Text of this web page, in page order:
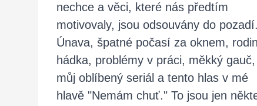
nechce a věci, které nás předtím
motivovaly, jsou odsouvány do pozadí.
Únava, špatné počasí za oknem,
hádka, problémy v práci, měkký gauč,
můj oblíbený seriál a tento hlas v mé
hlavě "Nemám chuť." To jsou jen